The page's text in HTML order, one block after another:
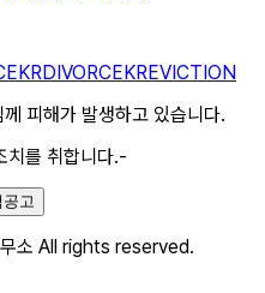
KRDIVORCEKREVICTION
피해가 발생하고 있습니다.
치를 취합니다.-
고
소 All rights reserved.